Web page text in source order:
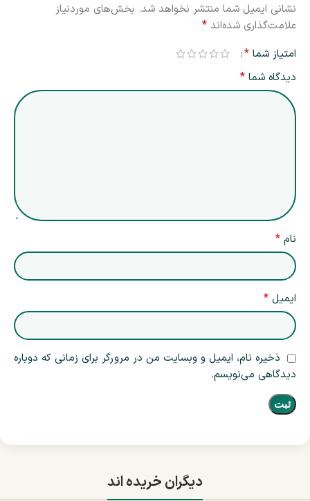
نشانی ایمیل شما منتشر نخواهد شد. بخش‌های موردنیاز
علامت‌گذاری شده‌اند *
امتیاز شما *
دیدگاه شما *
نام *
ایمیل *
ذخیره نام، ایمیل و وبسایت من در مرورگر برای زمانی که دوباره
دیدگاهی می‌نویسم.
دیگران خریده اند